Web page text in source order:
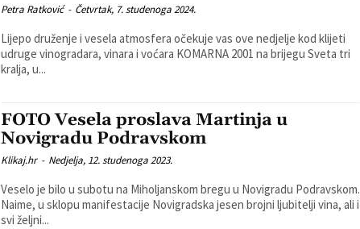
Petra Ratković - Četvrtak, 7. studenoga 2024.
Lijepo druženje i vesela atmosfera očekuje vas ove nedjelje kod klijeti
udruge vinogradara, vinara i voćara KOMARNA 2001 na brijegu Sveta tri
kralja, u...
FOTO Vesela proslava Martinja u
Novigradu Podravskom
Klikaj.hr - Nedjelja, 12. studenoga 2023.
Veselo je bilo u subotu na Miholjanskom bregu u Novigradu Podravskom.
Naime, u sklopu manifestacije Novigradska jesen brojni ljubitelji vina, ali i
svi željni...